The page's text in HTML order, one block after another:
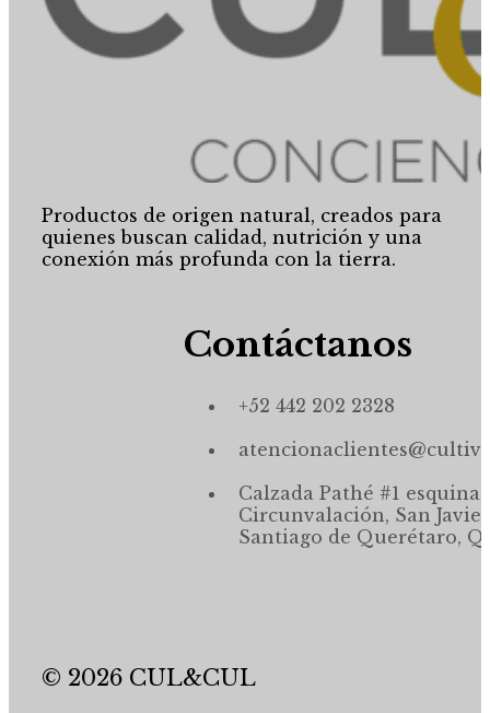
Productos de origen natural, creados para
quienes buscan calidad, nutrición y una
conexión más profunda con la tierra.
Contáctanos
+52 442 202 2328
Calzada Pathé #1 esquina,
Circunvalación, San
Santiago de Querétaro,
© 2026 CUL&CUL